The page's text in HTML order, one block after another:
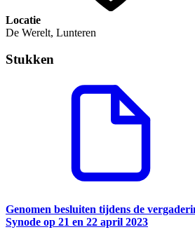
Locatie
De Werelt, Lunteren
Stukken
Genomen besluiten tijdens de
Synode op 21 en 22 april 2023